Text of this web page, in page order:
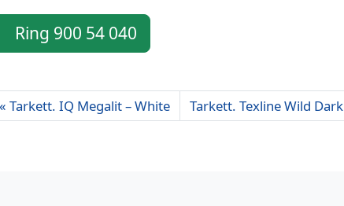
Ring 900 54 040
Tarkett. IQ Megalit – White Tarkett. Texline Wild Dark